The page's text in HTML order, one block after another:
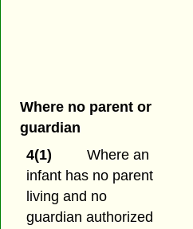
Where no parent or
guardian
4(1)
Where an
infant has no parent
living and no
guardian authorized